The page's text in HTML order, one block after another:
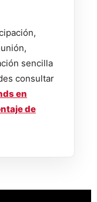
sencilla
consultar
en
de